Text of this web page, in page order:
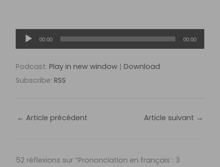
Lecteur
audio
00:00 00:00
Podcast:Play in new window |Download
Subscribe:RSS
← Article précédent Article suivant →
52 réflexions sur “Prononciation en français : 3